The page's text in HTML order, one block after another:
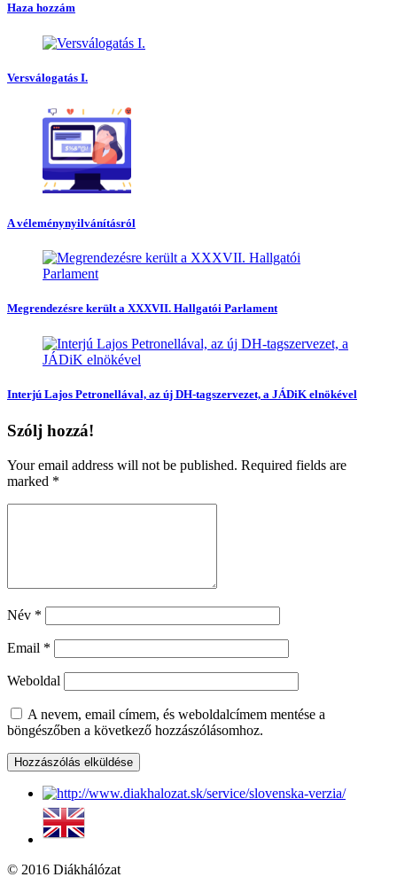
Haza hozzám
Versválogatás I.
A véleménynyilvánításról
Megrendezésre került a XXXVII. Hallgatói Parlament
Interjú Lajos Petronellával, az új DH-tagszervezet, a JÁDiK elnökével
Szólj hozzá!
Your email address will not be published. Required fields are
marked *
Név *
Email *
Weboldal
A nevem, email címem, és weboldalcímem mentése a
böngészőben a következő hozzászólásomhoz.
© 2016 Diákhálózat